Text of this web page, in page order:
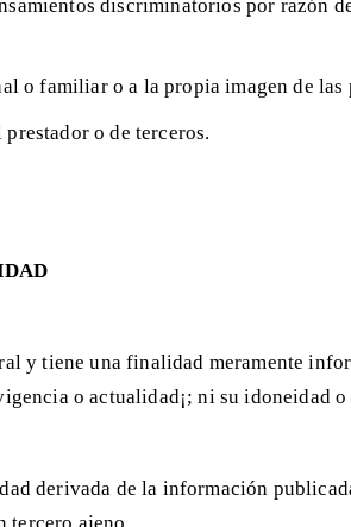
discriminatorios por razón
o familiar o a la propia imagen de las
o de terceros.
y tiene una finalidad meramente
o actualidad¡; ni su idoneidad
derivada de la información